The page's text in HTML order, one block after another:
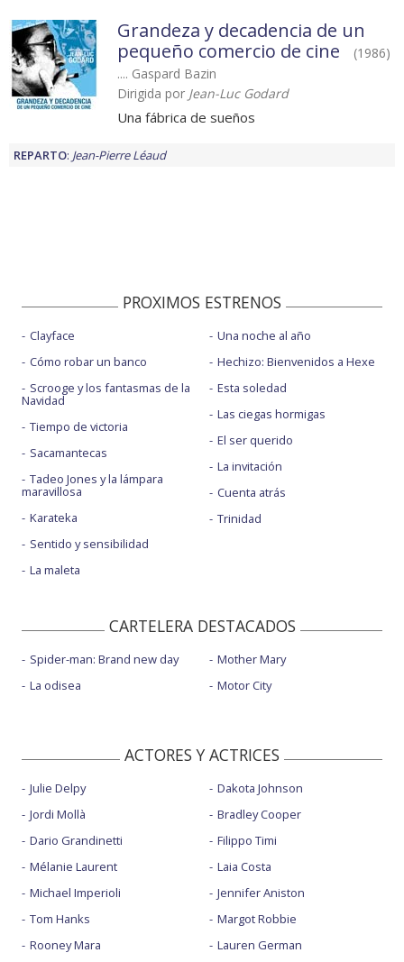
Grandeza y decadencia de un
pequeño comercio de cine
(1986)
.... Gaspard Bazin
Dirigida por Jean-Luc Godard
Una fábrica de sueños
REPARTO: Jean-Pierre Léaud
PROXIMOS ESTRENOS
Clayface
Cómo robar un banco
Scrooge y los fantasmas de la
Navidad
Tiempo de victoria
Sacamantecas
Tadeo Jones y la lámpara
maravillosa
Karateka
Sentido y sensibilidad
La maleta
Una noche al año
Hechizo: Bienvenidos a Hexe
Esta soledad
Las ciegas hormigas
El ser querido
La invitación
Cuenta atrás
Trinidad
CARTELERA DESTACADOS
Spider-man: Brand new day
La odisea
Mother Mary
Motor City
ACTORES Y ACTRICES
Julie Delpy
Jordi Mollà
Dario Grandinetti
Mélanie Laurent
Michael Imperioli
Tom Hanks
Rooney Mara
Dakota Johnson
Bradley Cooper
Filippo Timi
Laia Costa
Jennifer Aniston
Margot Robbie
Lauren German